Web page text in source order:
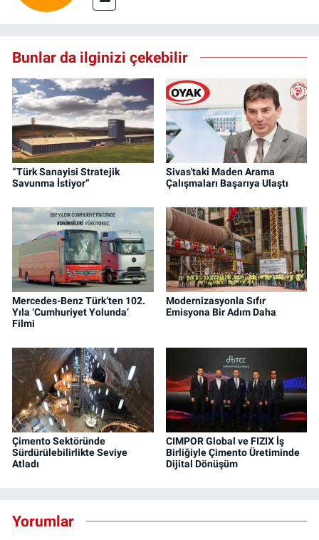
Bunlar da ilginizi çekebilir
“Türk Sanayisi Stratejik
Savunma İstiyor”
Sivas'taki Maden Arama
Çalışmaları Başarıya Ulaştı
Mercedes-Benz Türk’ten 102.
Yıla ‘Cumhuriyet Yolunda’
Filmi
Modernizasyonla Sıfır
Emisyona Bir Adım Daha
Çimento Sektöründe
Sürdürülebilirlikte Seviye
Atladı
CIMPOR Global ve FIZIX İş
Birliğiyle Çimento Üretiminde
Dijital Dönüşüm
Yorumlar